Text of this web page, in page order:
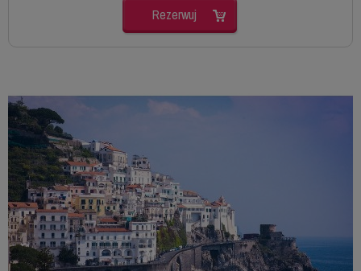
Rezerwuj